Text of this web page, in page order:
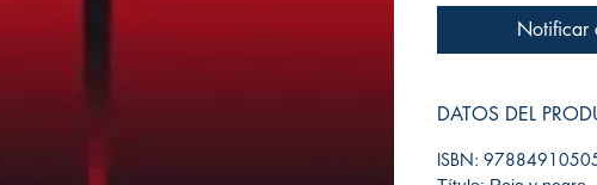
Notificar
DATOS DEL
ISBN: